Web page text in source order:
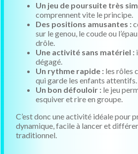
Un jeu de poursuite très
comprennent vite le principe.
Des positions amusantes :
sur le genou, le coude ou
drôle.
Une activité sans matériel :
dégagé.
Un rythme rapide : les rôles
qui garde les enfants attentifs.
Un bon défouloir : le jeu
esquiver et rire en groupe.
C’est donc une activité idéale pour
dynamique, facile à lancer et
traditionnel.